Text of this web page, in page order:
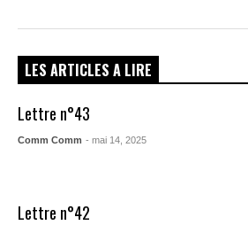
LES ARTICLES A LIRE
Lettre n°43
Comm Comm - mai 14, 2025
Lettre n°42